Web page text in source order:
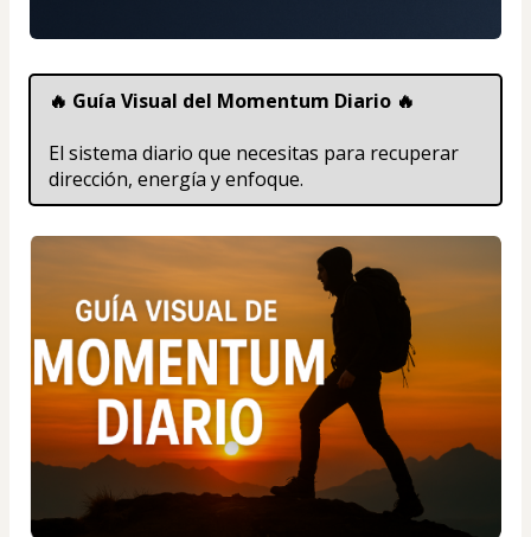
🔥 Guía Visual del Momentum Diario 🔥
El sistema diario que necesitas para recuperar
dirección, energía y enfoque.